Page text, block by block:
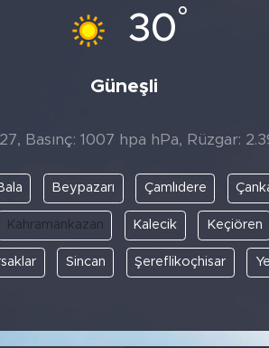
30°
Güneşli
Basınç: 1007 hpa hPa, Rüzgar:
Beypazarı Çamlıdere
Kahramankazan Kalecik Keçiören
Sincan Şereflikoçhisar